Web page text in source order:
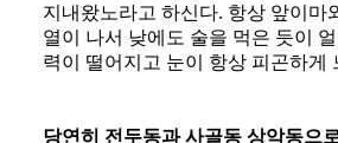
지내왔노라고 하신다. 항상 앞이마
열이 나서 낮에도 술을 먹은 듯이
력이 떨어지고 눈이 항상 피곤하게
당연히 전두동과 사골동 상악동으